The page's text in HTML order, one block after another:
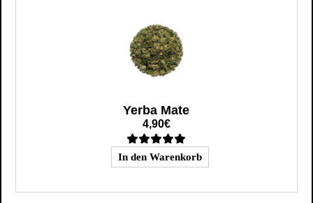
Yerba Mate
4,90€